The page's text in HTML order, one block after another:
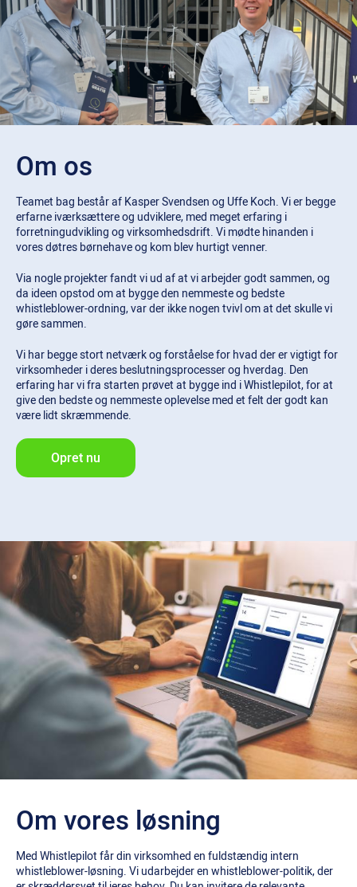
Om os
Teamet bag består af Kasper Svendsen og Uffe Koch. Vi er begge
erfarne iværksættere og udviklere, med meget erfaring i
forretningudvikling og virksomhedsdrift. Vi mødte hinanden i
vores døtres børnehave og kom blev hurtigt venner.
Via nogle projekter fandt vi ud af at vi arbejder godt sammen, og
da ideen opstod om at bygge den nemmeste og bedste
whistleblower-ordning, var der ikke nogen tvivl om at det skulle vi
gøre sammen.
Vi har begge stort netværk og forståelse for hvad der er vigtigt for
virksomheder i deres beslutningsprocesser og hverdag. Den
erfaring har vi fra starten prøvet at bygge ind i Whistlepilot, for at
give den bedste og nemmeste oplevelse med et felt der godt kan
være lidt skræmmende.
Opret nu
Om vores løsning
Med Whistlepilot får din virksomhed en fuldstændig intern
whistleblower-løsning. Vi udarbejder en whistleblower-politik, der